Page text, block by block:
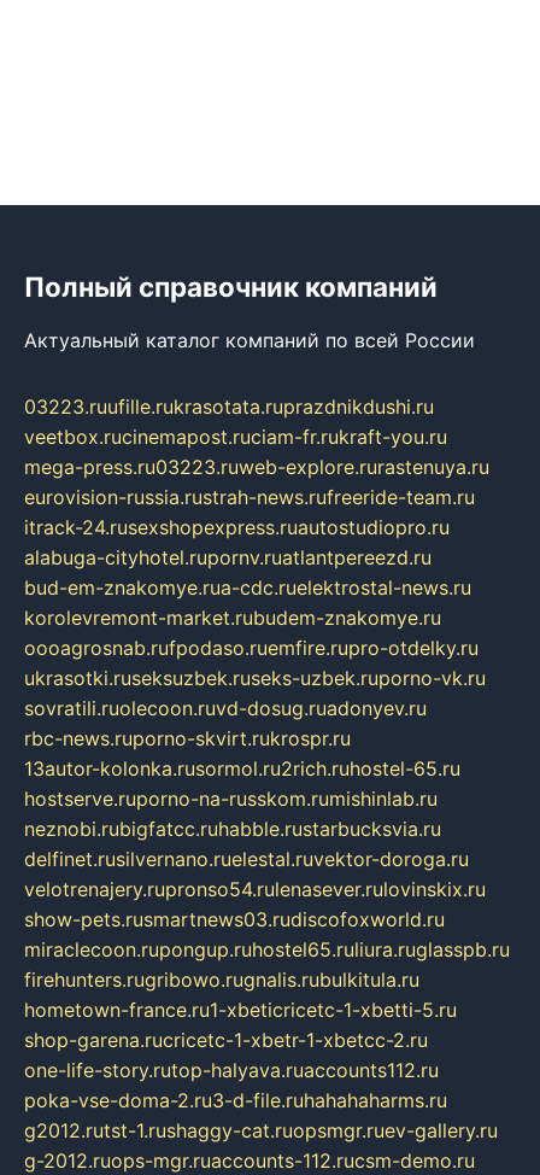
Полный справочник компаний
Актуальный каталог компаний по всей России
03223.ruufille.rukrasotata.ruprazdnikdushi.ru
veetbox.rucinemapost.ruciam-fr.rukraft-you.ru
mega-press.ru03223.ruweb-explore.rurastenuya.ru
eurovision-russia.rustrah-news.rufreeride-team.ru
itrack-24.rusexshopexpress.ruautostudiopro.ru
alabuga-cityhotel.rupornv.ruatlantpereezd.ru
bud-em-znakomye.rua-cdc.ruelektrostal-news.ru
korolevremont-market.rubudem-znakomye.ru
oooagrosnab.rufpodaso.ruemfire.rupro-otdelky.ru
ukrasotki.ruseksuzbek.ruseks-uzbek.ruporno-vk.ru
sovratili.ruolecoon.ruvd-dosug.ruadonyev.ru
rbc-news.ruporno-skvirt.rukrospr.ru
13autor-kolonka.rusormol.ru2rich.ruhostel-65.ru
hostserve.ruporno-na-russkom.rumishinlab.ru
neznobi.rubigfatcc.ruhabble.rustarbucksvia.ru
delfinet.rusilvernano.ruelestal.ruvektor-doroga.ru
velotrenajery.rupronso54.rulenasever.rulovinskix.ru
show-pets.rusmartnews03.rudiscofoxworld.ru
miraclecoon.rupongup.ruhostel65.ruliura.ruglasspb.ru
firehunters.rugribowo.rugnalis.rubulkitula.ru
hometown-france.ru1-xbeticricetc-1-xbetti-5.ru
shop-garena.rucricetc-1-xbetr-1-xbetcc-2.ru
one-life-story.rutop-halyava.ruaccounts112.ru
poka-vse-doma-2.ru3-d-file.ruhahahaharms.ru
g2012.rutst-1.rushaggy-cat.ruopsmgr.ruev-gallery.ru
g-2012.ruops-mgr.ruaccounts-112.rucsm-demo.ru